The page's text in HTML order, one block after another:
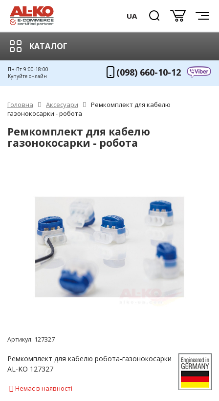
UA
КАТАЛОГ
Пн-Пт 9:00-18:00
Купуйте онлайн
(098) 660-10-12
Головна Аксесуари
Ремкомплект для кабелю
газонокосарки - робота
Ремкомплект для кабелю
газонокосарки - робота
Артикул: 127327
Ремкомплект для кабелю робота-газонокосарки
AL-KO 127327
Немає в наявності